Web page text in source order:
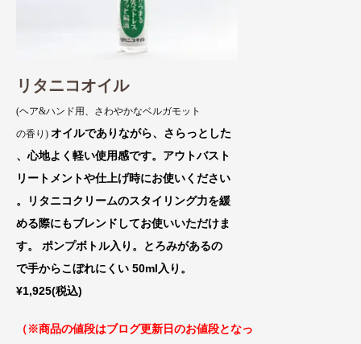
リタニコオイル
(ヘア&ハンド用、さわやかなベルガモット
の香り) オイルでありながら、さらっとした
、心地よく軽い使用感です。アウトバスト
リートメントや仕上げ時にお使いください
。リタニコクリームのスタイリング力を緩
める際にもブレンドしてお使いいただけま
す。 ポンプボトル入り。とろみがあるの
で手からこぼれにくい 50ml入り。
¥1,925(税込)
（※商品の値段はブログ更新日のお値段となっ